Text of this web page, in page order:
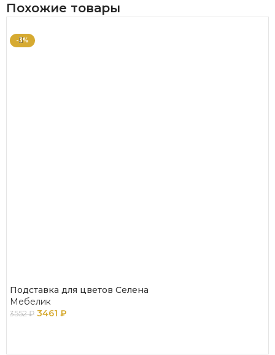
Похожие товары
-3%
Подставка для цветов Селена
Мебелик
3552₽ 3461 ₽